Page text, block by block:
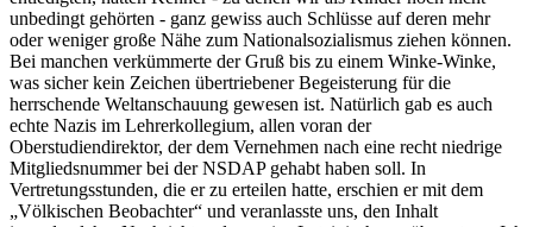
unbedingt gehörten - ganz gewiss auch Schlüsse auf deren mehr
oder weniger große Nähe zum Nationalsozialismus ziehen können.
Bei manchen verkümmerte der Gruß bis zu einem Winke-Winke,
was sicher kein Zeichen übertriebener Begeisterung für die
herrschende Weltanschauung gewesen ist. Natürlich gab es auch
echte Nazis im Lehrerkollegium, allen voran der
Oberstudiendirektor, der dem Vernehmen nach eine recht niedrige
Mitgliedsnummer bei der NSDAP gehabt haben soll. In
Vertretungsstunden, die er zu erteilen hatte, erschien er mit dem
Völkischen Beobachter
und veranlasste uns, den Inhalt